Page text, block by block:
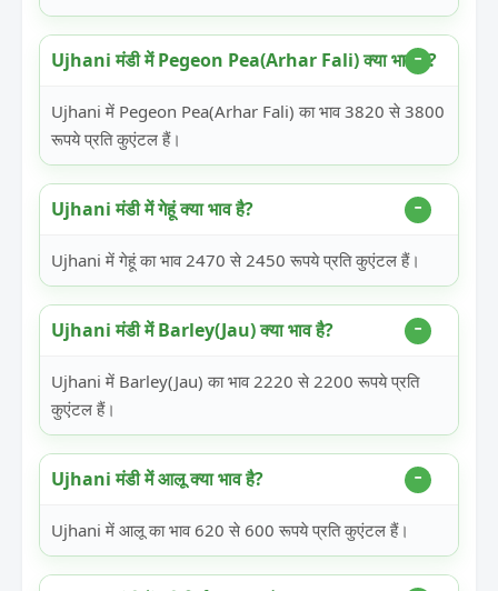
Ujhani मंडी में Pegeon Pea(Arhar Fali) क्या भाव है?
Ujhani में Pegeon Pea(Arhar Fali) का भाव 3820 से 3800
रूपये प्रति कुएंटल हैं।
Ujhani मंडी में गेहूं क्या भाव है?
Ujhani में गेहूं का भाव 2470 से 2450 रूपये प्रति कुएंटल हैं।
Ujhani मंडी में Barley(Jau) क्या भाव है?
Ujhani में Barley(Jau) का भाव 2220 से 2200 रूपये प्रति
कुएंटल हैं।
Ujhani मंडी में आलू क्या भाव है?
Ujhani में आलू का भाव 620 से 600 रूपये प्रति कुएंटल हैं।